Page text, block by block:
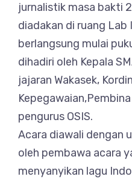
jurnalistik masa bakti
diadakan di ruang Lab
berlangsung mulai
dihadiri oleh Kepala
jajaran Wakasek,
pengurus OSIS.
Acara diawali dengan
oleh pembawa acara
menyanyikan lagu